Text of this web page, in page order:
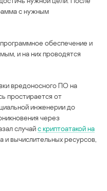
с нужным
обеспечение и
и на них проводятся
вредоносного ПО на
простирается от
инженерии до
через
случайс криптоатакой на
и вычислительных ресурсов,